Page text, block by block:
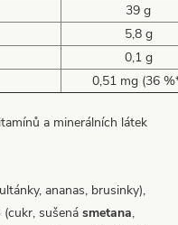
39 g
5,8 g
0,1 g
0,51 mg (36
a minerálních látek
ananas, brusinky),
sušená smetana,